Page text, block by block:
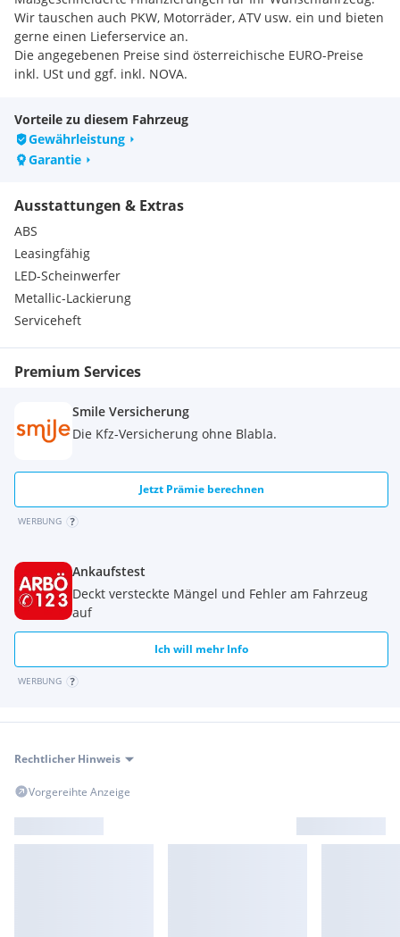
Wir tauschen auch PKW, Motorräder, ATV usw. ein und bieten
gerne einen Lieferservice an.
Die angegebenen Preise sind österreichische EURO-Preise
inkl. USt und ggf. inkl. NOVA.
USt & NOVA) und führen nur die im Heimatstaat gültigen
Steuern ab.
Bitte vor einer Besichtigung kurz anrufen oder eine E-Mail
schreiben, um die Verfügbarkeit zu sichern.
Vorteile zu diesem Fahrzeug
Gewährleistung
Garantie
Ausstattungen & Extras
ABS
Leasingfähig
LED-Scheinwerfer
Metallic-Lackierung
Serviceheft
Premium Services
Smile Versicherung
Die Kfz-Versicherung ohne Blabla.
Jetzt Prämie berechnen
WERBUNG
Ankaufstest
Deckt versteckte Mängel und Fehler am Fahrzeug
auf
Ich will mehr Info
WERBUNG
Rechtlicher Hinweis
Vorgereihte Anzeige